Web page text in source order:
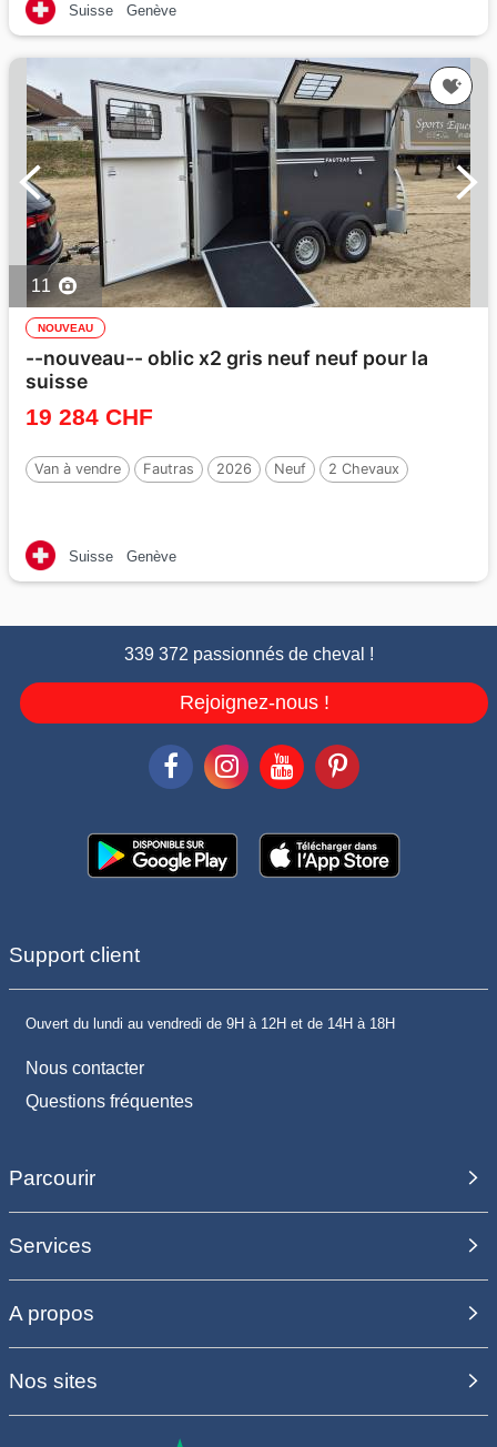
Suisse Genève
11
NOUVEAU
--nouveau-- oblic x2 gris neuf neuf pour la
suisse
19 284 CHF
Van à vendre Fautras 2026 Neuf 2 Chevaux
Suisse Genève
339 372 passionnés de cheval !
Rejoignez-nous !
Support client
Ouvert du lundi au vendredi de 9H à 12H et de 14H à 18H
Nous contacter
Questions fréquentes
Parcourir
Services
A propos
Nos sites